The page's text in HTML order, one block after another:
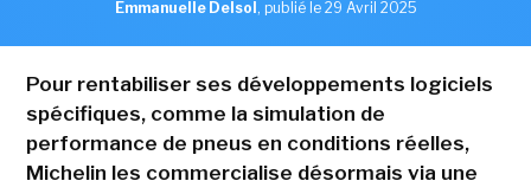
Emmanuelle Delsol , publié le 29 Avril 2025
Pour rentabiliser ses développements logiciels
spécifiques, comme la simulation de
performance de pneus en conditions réelles,
Michelin les commercialise désormais via une